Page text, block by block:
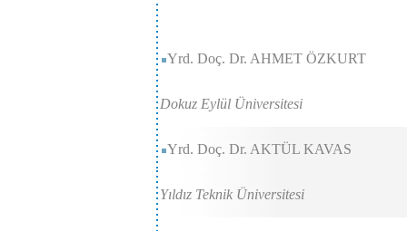
Yrd. Doç. Dr. AHMET ÖZKURT
Dokuz Eylül Üniversitesi
Yrd. Doç. Dr. AKTÜL KAVAS
Yıldız Teknik Üniversitesi